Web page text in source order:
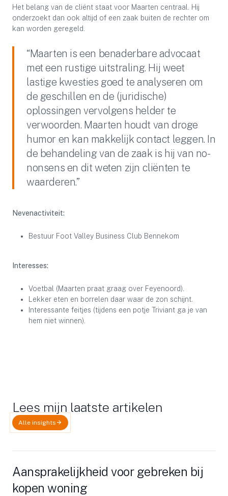
Het belang van de cliënt staat voor Maarten centraal. Hij
onderzoekt dan ook altijd of een zaak buiten de rechter om
kan worden geregeld.
“Maarten is een benaderbare advocaat
met een rustige uitstraling. Hij weet
lastige kwesties goed te analyseren om
de geschillen en de (juridische)
oplossingen vervolgens helder te
verwoorden. Maarten houdt van droge
humor en kan makkelijk contact leggen. In
de behandeling van de zaak is hij van no-
nonsens en dit weten zijn cliënten te
waarderen.”
Nevenactiviteit:
Bestuur Foot Valley Business Club Bennekom
Interesses:
Voetbal (Maarten praat graag over Feyenoord).
Lekker eten en borrelen daar waar de zon schijnt.
Interessante feitjes (tijdens een potje Triviant ga je van
hem niet winnen).
Lees mijn laatste artikelen
Alle insights
Aansprakelijkheid voor gebreken bij
kopen woning